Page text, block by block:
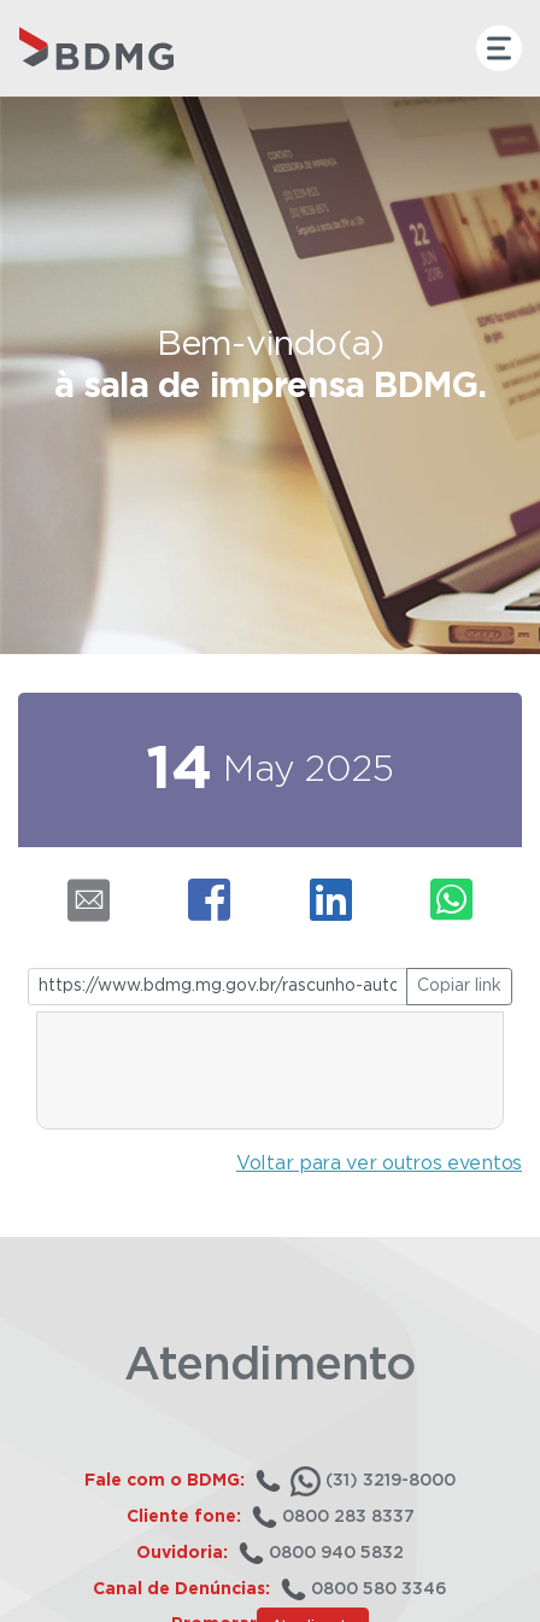
Bem-vindo(a)
à sala de imprensa BDMG.
14 May 2025
Copiar link
Voltar para ver outros eventos
Atendimento
Fale com o BDMG: (31) 3219-8000
Cliente fone: 0800 283 8337
Ouvidoria: 0800 940 5832
Canal de Denúncias: 0800 580 3346